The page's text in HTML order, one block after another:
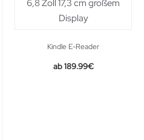
Kindle E-Reader
189.99€